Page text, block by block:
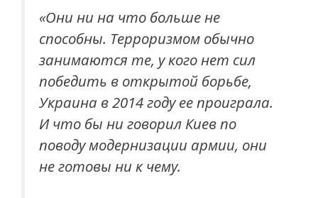
«Они ни на что больше не
способны. Терроризмом обычно
занимаются те, у кого нет сил
победить в открытой борьбе,
Украина в 2014 году ее проиграла.
И что бы ни говорил Киев по
поводу модернизации армии, они
не готовы ни к чему.